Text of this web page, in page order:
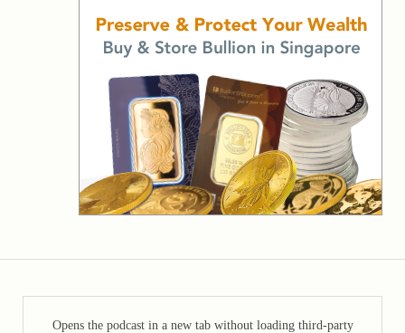
Opens the podcast in a new tab without loading third-party